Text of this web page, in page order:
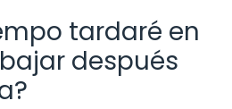
tardaré en
después